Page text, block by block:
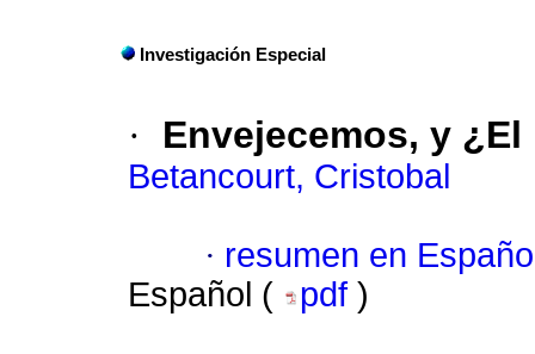
Investigación Especial
· Envejecemos, y
Betancourt, Cristobal
· resumen en
Español (
pdf )